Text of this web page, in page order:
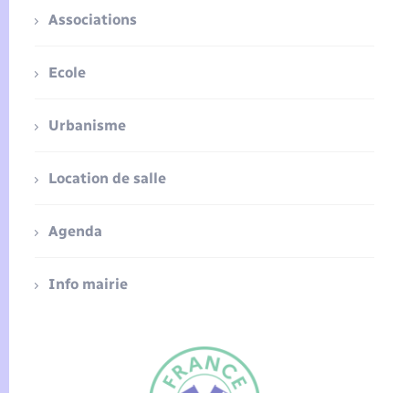
Associations
Ecole
Urbanisme
Location de salle
Agenda
Info mairie